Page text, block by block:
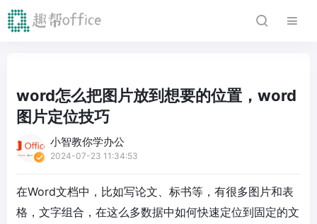
word怎么把图片放到想要的位置，word
图片定位技巧
小智教你学办公
2024-07-23 11:34:53
在Word文档中，比如写论文、标书等，有很多图片和表
格，文字组合，在这么多数据中如何快速定位到固定的文